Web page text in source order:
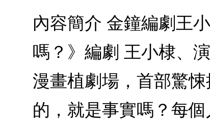
內容簡介 金鐘編劇王
嗎？》編劇 王小棣、
漫畫植劇場，首部驚
的，就是事實嗎？每